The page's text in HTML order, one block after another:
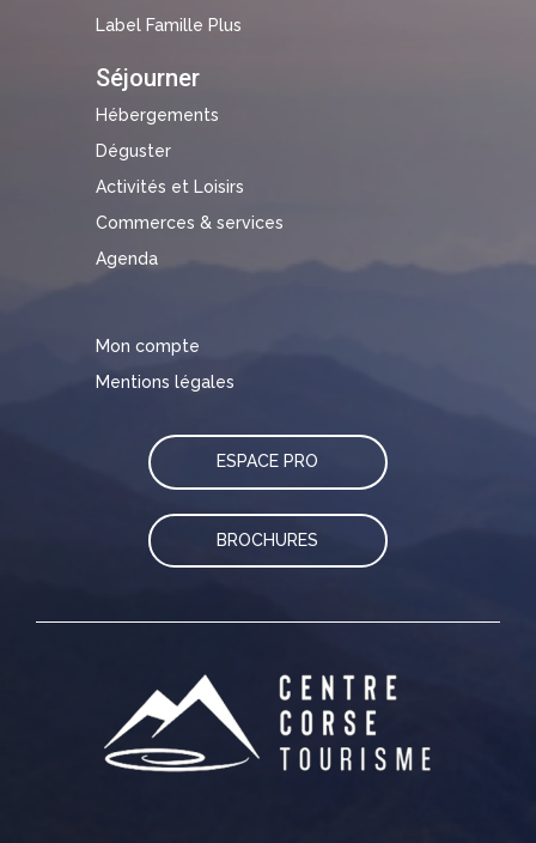
Label Famille Plus
Séjourner
Hébergements
Déguster
Activités et Loisirs
Commerces & services
Agenda
Mon compte
Mentions légales
ESPACE PRO
BROCHURES